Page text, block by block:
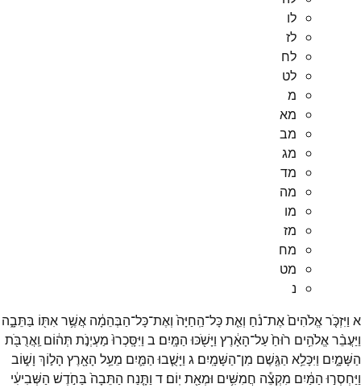
לו
לז
לח
לט
מ
מא
מב
מג
מד
מה
מו
מז
מח
מט
נ
א וַיִּזְכֹּ֤ראֱלֹהִים֙אֶת־נֹ֔חַ וְאֵ֤תכָּל־הַֽחַיָּה֙ וְאֶת־כָּל־הַבְּהֵמָ֔ה אֲשֶׁ֥ראִתּ֖וֹ בַּתֵּבָ֑ה
וַיַּעֲבֵ֨ראֱלֹהִ֥ים ר֙וּחַ֙עַל־הָאָ֔רֶץ וַיָּשֹׁ֖כּוּ הַמָּֽיִם׃ ב וַיִּסָּֽכְרוּ֙ מַעְיְנֹ֣ת תְּה֔וֹם וַֽאֲרֻבֹּ֖ת
הַשָּׁמָ֑יִם וַיִּכָּלֵ֥א הַגֶּ֖שֶׁם מִן־הַשָּׁמָֽיִם׃ ג וַיָּשֻׁ֧בוּ הַמַּ֛יִם מֵעַ֥ל הָאָ֖רֶץ הָל֣וֹךְ וָשׁ֑וֹב
וַיַּחְסְר֣וּ הַמַּ֔יִם מִקְצֵ֕ה חֲמִשִּׁ֥ים וּמְאַ֖ת יֽוֹם׃ ד וַתָּ֤נַח הַתֵּבָה֙ בַּחֹ֣דֶשׁ הַשְּׁבִיעִ֔י